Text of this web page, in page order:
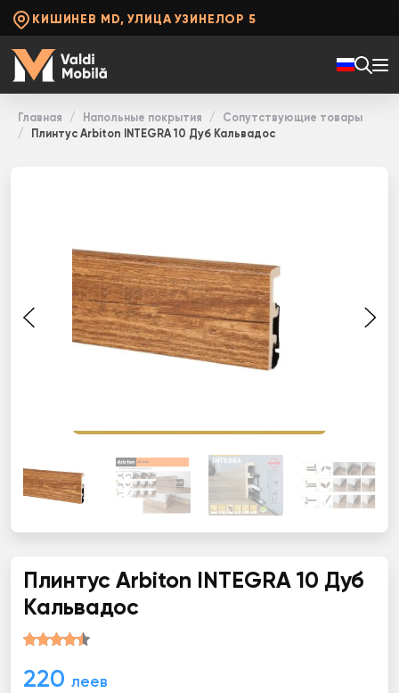
КИШИНЕВ MD, УЛИЦА УЗИНЕЛОР 5
Главная Напольные покрытия
Сопутствующие товары
Плинтус Arbiton INТЕGRА 10 Дуб Кальвадос
Плинтус Arbiton INТЕGRА 10 Дуб
Кальвадос
220 леев